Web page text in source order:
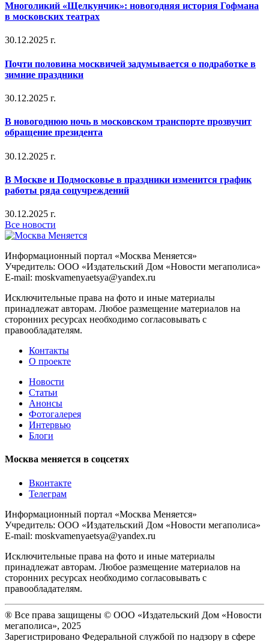
Многоликий «Щелкунчик»: новогодняя история Гофмана
в московских театрах
30.12.2025 г.
Почти половина москвичей задумывается о подработке в
зимние праздники
30.12.2025 г.
В новогоднюю ночь в московском транспорте прозвучит
обращение президента
30.12.2025 г.
В Москве и Подмосковье в праздники изменится график
работы ряда соцучреждений
30.12.2025 г.
Все новости
Информационный портал «Москва Меняется»
Учредитель: ООО «Издательский Дом «Новости мегаполиса»
E-mail: moskvamenyaetsya@yandex.ru
Исключительные права на фото и иные материалы
принадлежат авторам. Любое размещение материалов на
сторонних ресурсах необходимо согласовывать с
правообладателям.
Контакты
О проекте
Новости
Статьи
Анонсы
Фотогалерея
Интервью
Блоги
Москва меняется в соцсетях
Вконтакте
Телеграм
Информационный портал «Москва Меняется»
Учредитель: ООО «Издательский Дом «Новости мегаполиса»
E-mail: moskvamenyaetsya@yandex.ru
Исключительные права на фото и иные материалы
принадлежат авторам. Любое размещение материалов на
сторонних ресурсах необходимо согласовывать с
правообладателям.
® Все права защищены © ООО «Издательский Дом «Новости
мегаполиса», 2025
Зарегистрировано Федеральной службой по надзору в сфере